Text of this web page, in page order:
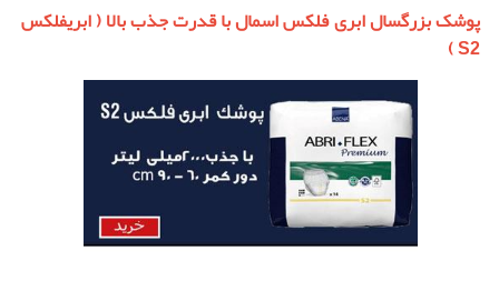
پوشک بزرگسال ابری فلکس اسمال با قدرت جذب بالا ( ابریفلکس
S2 )